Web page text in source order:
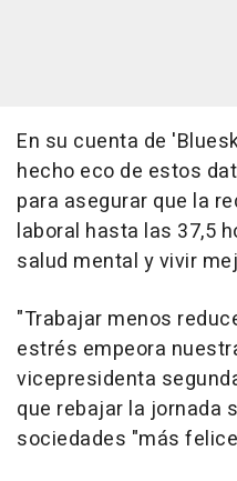
En su cuenta de
hecho eco de estos
para asegurar que la
laboral hasta las 37,5
salud mental y vivir
"Trabajar menos
estrés empeora
vicepresidenta
que rebajar la jornada
sociedades "más